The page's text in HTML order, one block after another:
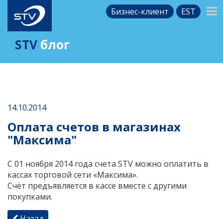
Бизнес-клиент EST
STV блог
14.10.2014
Оплата счетов в магазинах
"Максима"
С 01 ноября 2014 года счета STV можно оплатить в
кассах торговой сети «Максима».
Счёт предъявляется в кассе вместе с другими
покупками.